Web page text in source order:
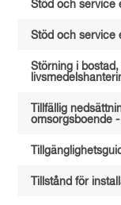
Stöd och service
Stöd och service
Störning i
Tillfällig
omsorgsboende
Tillstånd för